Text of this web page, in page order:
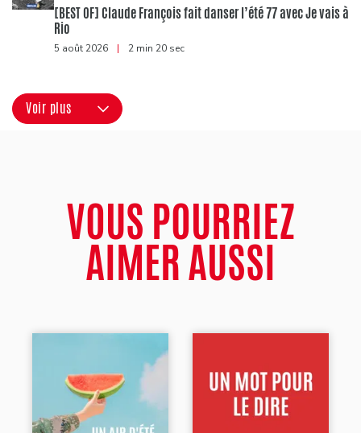
[BEST OF] Claude François fait danser l’été 77 avec Je vais à
Rio
5 août 2026 | 2 min 20 sec
Voir plus
VOUS POURRIEZ
AIMER AUSSI